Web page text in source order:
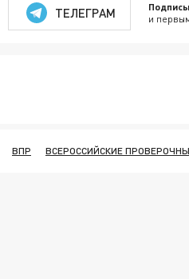
ТЕЛЕГРАМ и
ВПР ВСЕРОССИЙСКИЕ